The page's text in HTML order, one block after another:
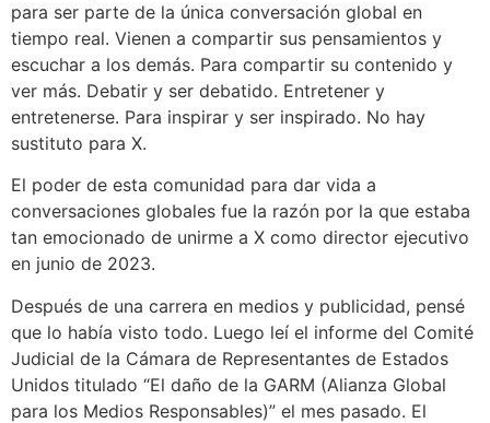
para ser parte de la única conversación global en
tiempo real. Vienen a compartir sus pensamientos y
escuchar a los demás. Para compartir su contenido y
ver más. Debatir y ser debatido. Entretener y
entretenerse. Para inspirar y ser inspirado. No hay
sustituto para X.
El poder de esta comunidad para dar vida a
conversaciones globales fue la razón por la que estaba
tan emocionado de unirme a X como director ejecutivo
en junio de 2023.
Después de una carrera en medios y publicidad, pensé
que lo había visto todo. Luego leí el informe del Comité
Judicial de la Cámara de Representantes de Estados
Unidos titulado “El daño de la GARM (Alianza Global
para los Medios Responsables)” el mes pasado. El